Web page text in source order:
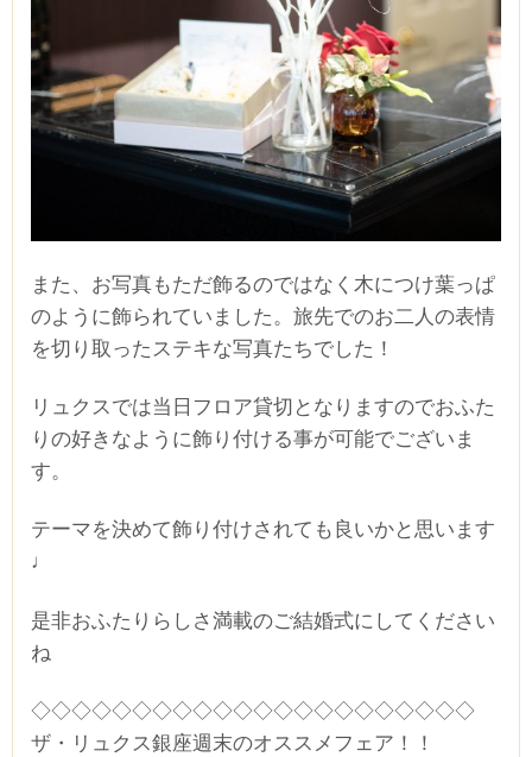
また、お写真もただ飾るのではなく木につけ葉っぱ
のように飾られていました。旅先でのお二人の表情
を切り取ったステキな写真たちでした！
リュクスでは当日フロア貸切となりますのでおふた
りの好きなように飾り付ける事が可能でございま
す。
テーマを決めて飾り付けされても良いかと思います
♩
是非おふたりらしさ満載のご結婚式にしてください
ね
◇◇◇◇◇◇◇◇◇◇◇◇◇◇◇◇◇◇◇◇◇◇
ザ・リュクス銀座週末のオススメフェア！！